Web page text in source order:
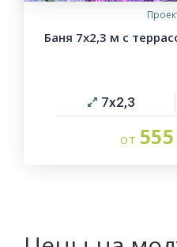
Баня 7х2,3 м с
7х2,3